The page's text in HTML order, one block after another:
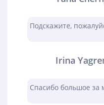
Подскажите,
Irina
Спасибо большое за